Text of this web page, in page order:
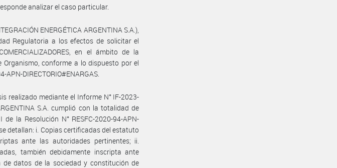
analizar el caso particular.
ENERGÉTICA ARGENTINA S.A.),
Regulatoria a los efectos de solicitar el
en el ámbito de la
Organismo, conforme a lo dispuesto por el
APN-DIRECTORIO#ENARGAS.
realizado mediante el Informe N° IF-2023-
S.A. cumplió con la totalidad de
la Resolución N° RESFC-2020-94-APN-
detallan: i. Copias certificadas del estatuto
ante las autoridades pertinentes; ii.
también debidamente inscripta ante
de datos de la sociedad y constitución de